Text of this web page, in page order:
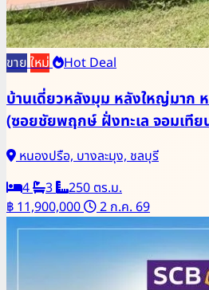
ขายใหม่ Hot Deal
บ้านเดี่ยวหลังมุม หลังใหญ่มาก
(ซอยชัยพฤกษ์ ฝั่งทะเล จอมเทีย
หนองปรือ, บางละมุง, ชลบุรี
4
3
250 ตร.ม.
฿ 11,900,000
2 ก.ค. 69